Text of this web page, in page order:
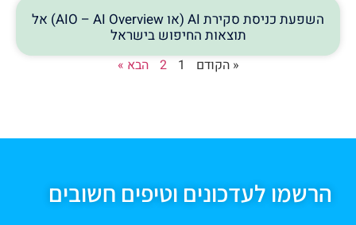
השפעת כניסת סקירת AI (או AIO – AI Overview) אל
תוצאות החיפוש בישראל
« הקודם 1
2 הבא »
הרשמו לעדכונים וטיפים חשובים